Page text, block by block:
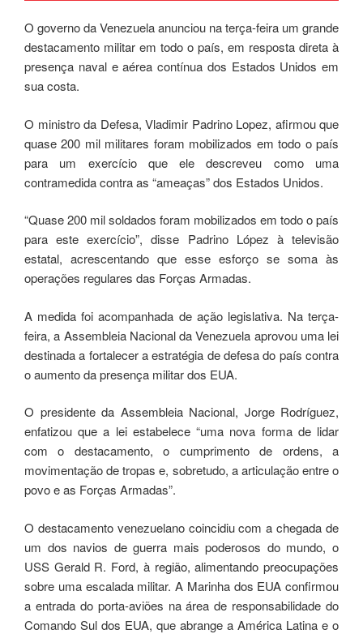
O governo da Venezuela anunciou na terça-feira um grande
destacamento militar em todo o país, em resposta direta à
presença naval e aérea contínua dos Estados Unidos em
sua costa.
O ministro da Defesa, Vladimir Padrino Lopez, afirmou que
quase 200 mil militares foram mobilizados em todo o país
para um exercício que ele descreveu como uma
contramedida contra as “ameaças” dos Estados Unidos.
“Quase 200 mil soldados foram mobilizados em todo o país
para este exercício”, disse Padrino López à televisão
estatal, acrescentando que esse esforço se soma às
operações regulares das Forças Armadas.
A medida foi acompanhada de ação legislativa. Na terça-
feira, a Assembleia Nacional da Venezuela aprovou uma lei
destinada a fortalecer a estratégia de defesa do país contra
o aumento da presença militar dos EUA.
O presidente da Assembleia Nacional, Jorge Rodríguez,
enfatizou que a lei estabelece “uma nova forma de lidar
com o destacamento, o cumprimento de ordens, a
movimentação de tropas e, sobretudo, a articulação entre o
povo e as Forças Armadas”.
O destacamento venezuelano coincidiu com a chegada de
um dos navios de guerra mais poderosos do mundo, o
USS Gerald R. Ford, à região, alimentando preocupações
sobre uma escalada militar. A Marinha dos EUA confirmou
a entrada do porta-aviões na área de responsabilidade do
Comando Sul dos EUA, que abrange a América Latina e o